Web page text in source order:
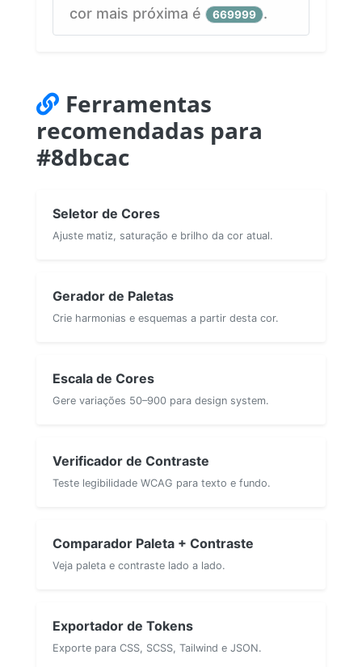
cor mais próxima é
669999 .
Ferramentas
recomendadas para
#8dbcac
Seletor de Cores
Ajuste matiz, saturação e brilho da cor atual.
Gerador de Paletas
Crie harmonias e esquemas a partir desta cor.
Escala de Cores
Gere variações 50–900 para design system.
Verificador de Contraste
Teste legibilidade WCAG para texto e fundo.
Comparador Paleta + Contraste
Veja paleta e contraste lado a lado.
Exportador de Tokens
Exporte para CSS, SCSS, Tailwind e JSON.